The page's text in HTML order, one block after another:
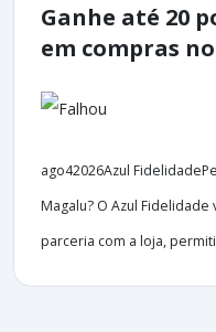
Ganhe até 20
em compras
ago42026Azul
Magalu? O Azul
parceria com a loja,